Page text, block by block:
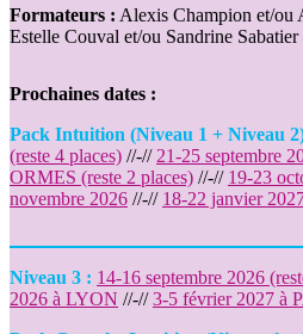
Formateurs : Alexis Champion et/ou
Estelle Couval et/ou Sandrine
Prochaines dates :
Pack Intuition (Niveau 1 + Niveau
(reste 4 places) //-// 21-25 septembre
ORMES (reste 2 places) //-// 19-23
novembre 2026 //-// 18-22 janvier
Niveau 3 : 14-16 septembre 2026
2026 à LYON //-//3-5 février 2027 à